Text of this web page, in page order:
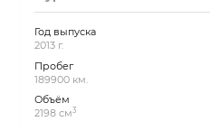
Год выпуска
2013 г.
Пробег
189900 км.
Объём
2198 см3